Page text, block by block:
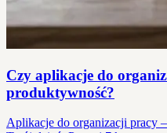
Czy aplikacje do
produktywność?
Aplikacje do organizacji pracy